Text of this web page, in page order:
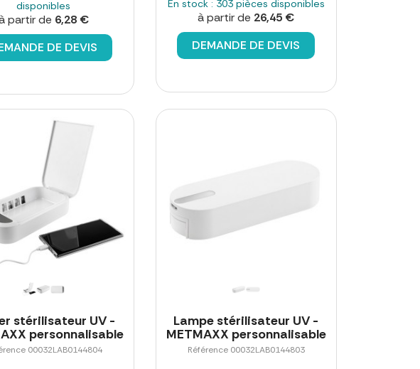
disponibles
partir de 6,28 €
DE DEVIS
En stock : 303 pièces disponibles
à partir de 26,45 €
DEMANDE DE DEVIS
stérilisateur UV -
personnalisable
00032LAB0144804
Lampe stérilisateur UV -
METMAXX personnalisable
Référence 00032LAB0144803